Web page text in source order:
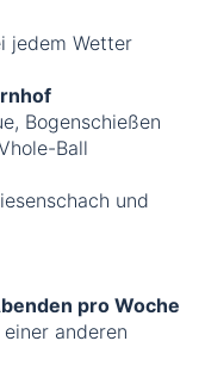
jedem Wetter
Bogenschießen
Ball
und
pro Woche
anderen